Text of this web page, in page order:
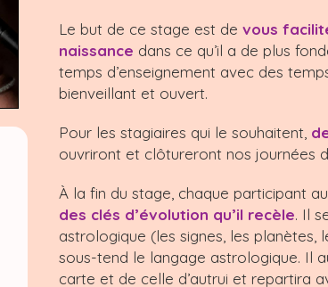
Le but de ce stage est de vous
naissance dans ce qu’il a de plus
temps d’enseignement avec des
bienveillant et ouvert.
Pour les stagiaires qui le souhaitent,
ouvriront et clôtureront nos journées
À la fin du stage, chaque participant
des clés d’évolution qu’il recèle. Il
astrologique (les signes, les
sous-tend le langage astrologique. Il
carte et de celle d’autrui et repartira